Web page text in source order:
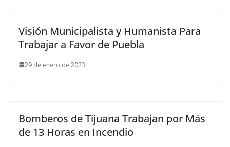
Visión Municipalista y Humanista Para
Trabajar a Favor de Puebla
29 de enero de 2023
Bomberos de Tijuana Trabajan por Más
de 13 Horas en Incendio